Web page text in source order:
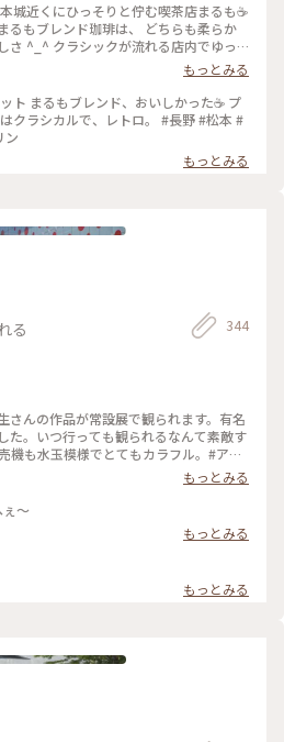
城近くにひっそりと佇む喫茶店まるも☕️
るもブレンド珈琲は、 どちらも柔らか
さ ^_^ クラシックが流れる店内でゆっ
た🙂 #旅のひととき #ことりっぷ長野 #
もっとみる
ト まるもブレンド、おいしかった☕️ プ
クラシカルで、レトロ。 #長野 #松本 #
ン
もっとみる
る 344
さんの作品が常設展で観られます。有名
た。いつ行っても観られるなんて素敵す
機も水玉模様でとてもカラフル。#アー
もっとみる
🔴⚪🔴⚪ へぇ～
もっとみる
もっとみる